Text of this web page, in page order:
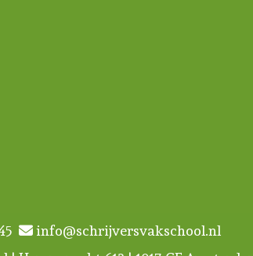
info@schrijversvakschool.nl